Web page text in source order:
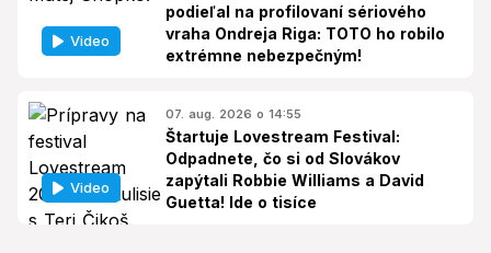
Video
podieľal na profilovaní sériového
vraha Ondreja Riga: TOTO ho robilo
extrémne nebezpečným!
Video
07. aug. 2026 o 14:55
Štartuje Lovestream Festival:
Odpadnete, čo si od Slovákov
zapýtali Robbie Williams a David
Guetta! Ide o tisíce